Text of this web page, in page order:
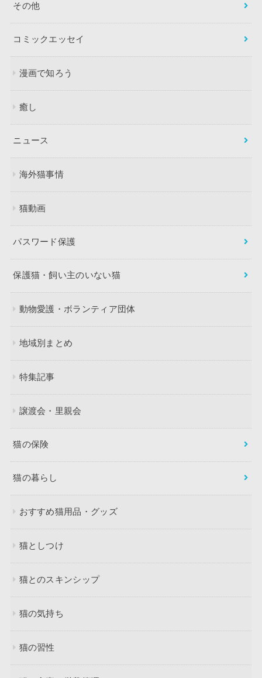
その他
コミックエッセイ
漫画で知ろう
癒し
ニュース
海外猫事情
猫動画
パスワード保護
保護猫・飼い主のいない猫
動物愛護・ボランティア団体
地域別まとめ
特集記事
譲渡会・里親会
猫の保険
猫の暮らし
おすすめ猫用品・グッズ
猫としつけ
猫とのスキンシップ
猫の気持ち
猫の習性